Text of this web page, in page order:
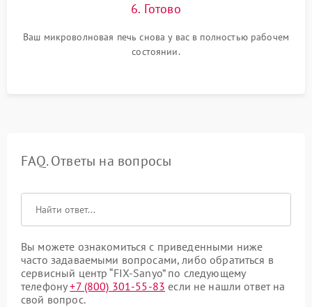
6. Готово
Ваш микроволновая печь снова у вас в полностью рабочем
состоянии.
FAQ. Ответы на вопросы
Вы можете ознакомиться с приведенными ниже
часто задаваемыми вопросами, либо обратиться в
сервисный центр “FIX-Sanyo” по следующему
телефону+7 (800) 301-55-83 если не нашли ответ на
свой вопрос.